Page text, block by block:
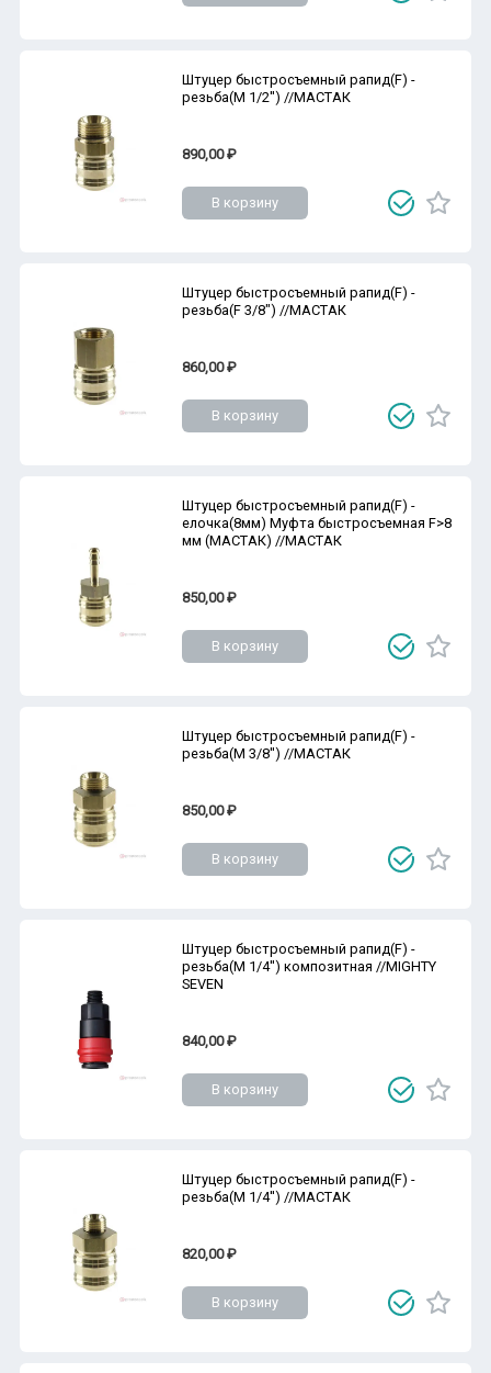
Штуцер быстросъемный рапид(F) -
резьба(M 1/2'') //МАСТАК
890,00 ₽
В корзину
Штуцер быстросъемный рапид(F) -
резьба(F 3/8") //МАСТАК
860,00 ₽
В корзину
Штуцер быстросъемный рапид(F) -
елочка(8мм) Муфта быстросъемная F>8
мм (МАСТАК) //МАСТАК
850,00 ₽
В корзину
Штуцер быстросъемный рапид(F) -
резьба(M 3/8'') //МАСТАК
850,00 ₽
В корзину
Штуцер быстросъемный рапид(F) -
резьба(M 1/4'') композитная //MIGHTY
SEVEN
840,00 ₽
В корзину
Штуцер быстросъемный рапид(F) -
резьба(M 1/4'') //МАСТАК
820,00 ₽
В корзину